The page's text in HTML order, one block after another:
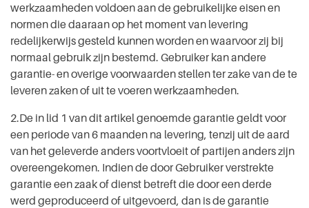
werkzaamheden voldoen aan de gebruikelijke eisen en
normen die daaraan op het moment van levering
redelijkerwijs gesteld kunnen worden en waarvoor zij bij
normaal gebruik zijn bestemd. Gebruiker kan andere
garantie- en overige voorwaarden stellen ter zake van de te
leveren zaken of uit te voeren werkzaamheden.
2.De in lid 1 van dit artikel genoemde garantie geldt voor
een periode van 6 maanden na levering, tenzij uit de aard
van het geleverde anders voortvloeit of partijen anders zijn
overeengekomen. Indien de door Gebruiker verstrekte
garantie een zaak of dienst betreft die door een derde
werd geproduceerd of uitgevoerd, dan is de garantie